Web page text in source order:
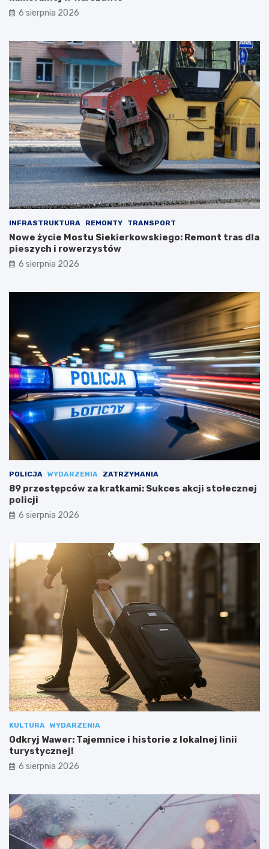
6 sierpnia 2026
INFRASTRUKTURA REMONTY TRANSPORT
Nowe życie Mostu Siekierkowskiego: Remont tras dla
pieszych i rowerzystów
6 sierpnia 2026
POLICJA WYDARZENIA ZATRZYMANIA
89 przestępców za kratkami: Sukces akcji stołecznej
policji
6 sierpnia 2026
KULTURA WYDARZENIA
Odkryj Wawer: Tajemnice i historie z lokalnej linii
turystycznej!
6 sierpnia 2026